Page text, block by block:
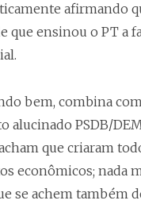
afirmando
que ensinou o PT a
bem, combina
alucinado PSDB/
que criaram
econômicos; nada
se achem também